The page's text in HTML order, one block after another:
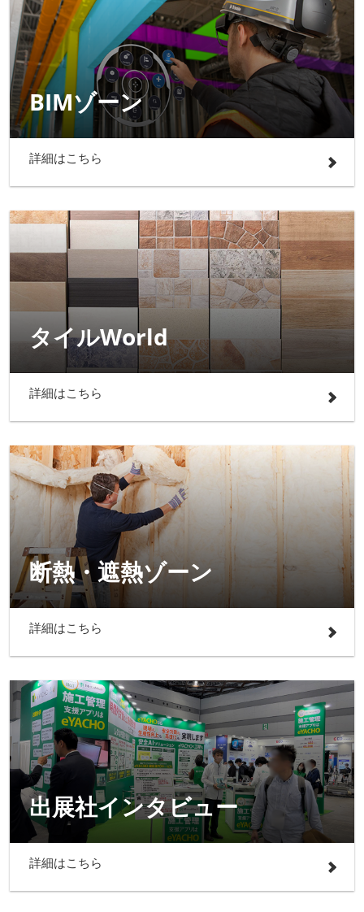
BIMゾーン
詳細はこちら
タイルWorld
詳細はこちら
断熱・遮熱ゾーン
詳細はこちら
出展社インタビュー
詳細はこちら